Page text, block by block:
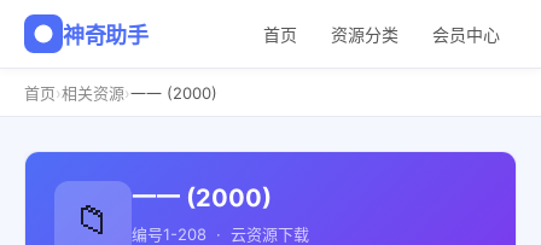
神奇助手 首页 资源分类 会员中心
首页›相关资源›一一 (2000)
📁 一一 (2000)
编号1-208 · 云资源下载